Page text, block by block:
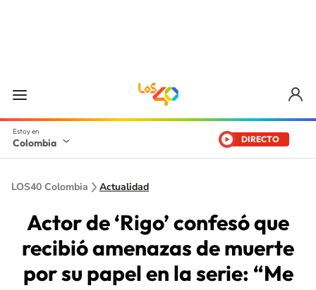
Colombia DIRECTO
LOS40 Colombia Actualidad
Actor de ‘Rigo’ confesó que
recibió amenazas de muerte
por su papel en la serie: “Me